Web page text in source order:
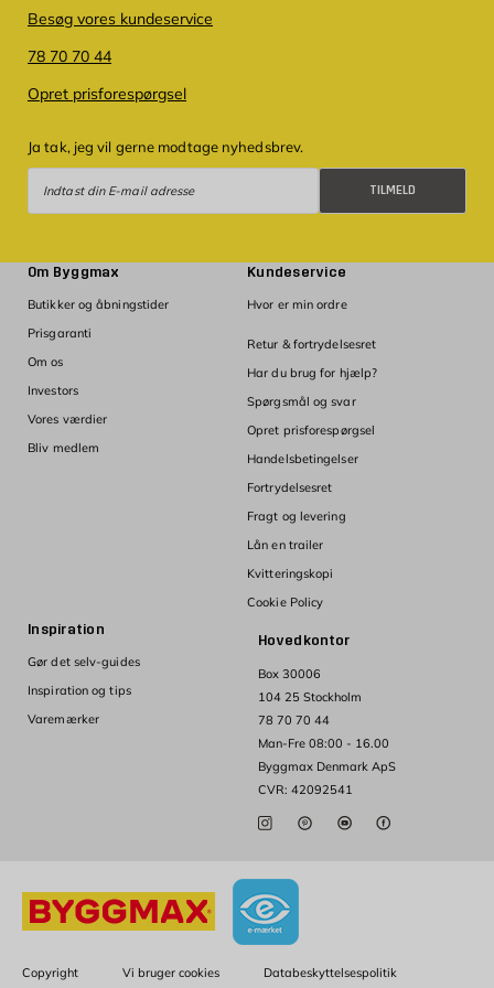
Besøg vores kundeservice
78 70 70 44
Opret prisforespørgsel
Ja tak, jeg vil gerne modtage nyhedsbrev.
TILMELD
Hovedkontor
Box 30006
104 25 Stockholm
78 70 70 44
Man-Fre 08:00 - 16.00
Byggmax Denmark ApS
CVR: 42092541
Om Byggmax
Butikker og åbningstider
Prisgaranti
Om os
Investors
Vores værdier
Bliv medlem
Kundeservice
Hvor er min ordre
Retur & fortrydelsesret
Har du brug for hjælp?
Spørgsmål og svar
Opret prisforespørgsel
Handelsbetingelser
Fortrydelsesret
Fragt og levering
Lån en trailer
Kvitteringskopi
Cookie Policy
Inspiration
Gør det selv-guides
Inspiration og tips
Varemærker
Copyright Vi bruger cookies Databeskyttelsespolitik